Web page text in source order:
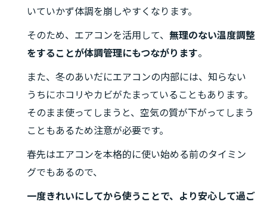
いていかず体調を崩しやすくなります。
そのため、エアコンを活用して、 無理のない温度調整
をすることが体調管理にもつながります。
また、冬のあいだにエアコンの内部には、知らない
うちにホコリやカビがたまっていることもあります。
そのまま使ってしまうと、空気の質が下がってしまう
こともあるため注意が必要です。
春先はエアコンを本格的に使い始める前のタイミン
グでもあるので、
一度きれいにしてから使うことで、より安心して過ご